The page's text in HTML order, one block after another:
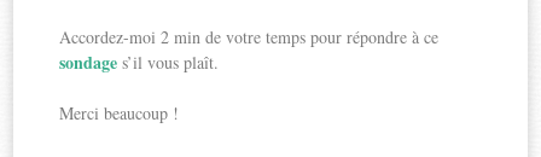
Accordez-moi 2 min de votre temps pour répondre à ce
sondages’il vous plaît.
Merci beaucoup !